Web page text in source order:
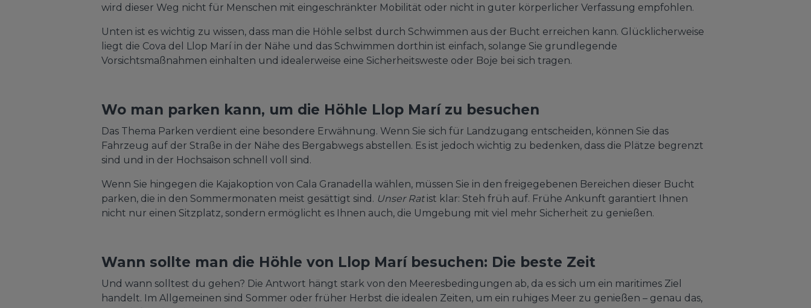
wird dieser Weg nicht für Menschen mit eingeschränkter Mobilität oder nicht in guter körperlicher Verfassung empfohlen.
Unten ist es wichtig zu wissen, dass man die Höhle selbst durch Schwimmen aus der Bucht erreichen kann. Glücklicherweise
liegt die Cova del Llop Marí in der Nähe und das Schwimmen dorthin ist einfach, solange Sie grundlegende
Vorsichtsmaßnahmen einhalten und idealerweise eine Sicherheitsweste oder Boje bei sich tragen.
Wo man parken kann, um die Höhle Llop Marí zu besuchen
Das Thema Parken verdient eine besondere Erwähnung. Wenn Sie sich für Landzugang entscheiden, können Sie das
Fahrzeug auf der Straße in der Nähe des Bergabwegs abstellen. Es ist jedoch wichtig zu bedenken, dass die Plätze begrenzt
sind und in der Hochsaison schnell voll sind.
Wenn Sie hingegen die Kajakoption von Cala Granadella wählen, müssen Sie in den freigegebenen Bereichen dieser Bucht
parken, die in den Sommermonaten meist gesättigt sind. Unser Ratist klar: Steh früh auf. Frühe Ankunft garantiert Ihnen
nicht nur einen Sitzplatz, sondern ermöglicht es Ihnen auch, die Umgebung mit viel mehr Sicherheit zu genießen.
Wann sollte man die Höhle von Llop Marí besuchen: Die beste Zeit
Und wann solltest du gehen? Die Antwort hängt stark von den Meeresbedingungen ab, da es sich um ein maritimes Ziel
handelt. Im Allgemeinen sind Sommer oder früher Herbst die idealen Zeiten, um ein ruhiges Meer zu genießen – genau das,